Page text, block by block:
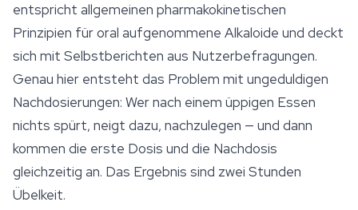
entspricht allgemeinen pharmakokinetischen
Prinzipien für oral aufgenommene Alkaloide und deckt
sich mit Selbstberichten aus Nutzerbefragungen.
Genau hier entsteht das Problem mit ungeduldigen
Nachdosierungen: Wer nach einem üppigen Essen
nichts spürt, neigt dazu, nachzulegen — und dann
kommen die erste Dosis und die Nachdosis
gleichzeitig an. Das Ergebnis sind zwei Stunden
Übelkeit.